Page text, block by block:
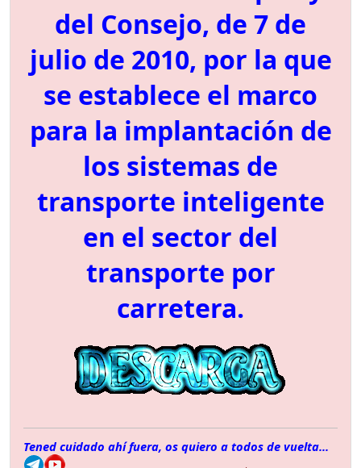
del Consejo, de 7 de
julio de 2010, por la que
se establece el marco
para la implantación de
los sistemas de
transporte inteligente
en el sector del
transporte por
carretera.
Tened cuidado ahí fuera, os quiero a todos de vuelta...